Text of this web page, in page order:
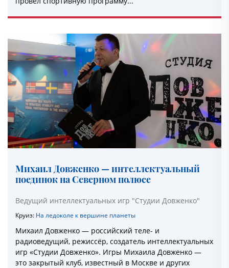
Михаил Довженко — интеллектуальный
поединок на Северном полюсе
Ведущий интеллектуальных игр "Студии Довженко"
Круиз: На ледоколе к вершине планеты
Михаил Довженко — российский теле- и
радиоведущий, режиссёр, создатель интеллектуальных
игр «Студии Довженко». Игры Михаила Довженко —
это закрытый клуб, известный в Москве и других